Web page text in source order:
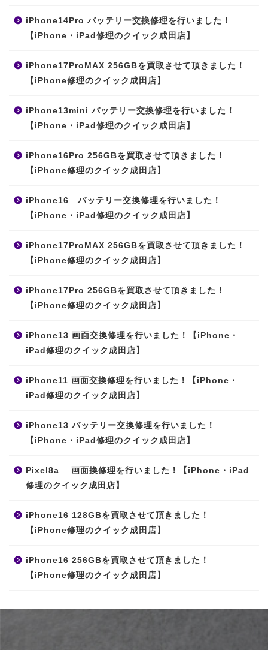
iPhone14Pro バッテリー交換修理を行いました！
【iPhone・iPad修理のクイック成田店】
iPhone17ProMAX 256GBを買取させて頂きました！
【iPhone修理のクイック成田店】
iPhone13mini バッテリー交換修理を行いました！
【iPhone・iPad修理のクイック成田店】
iPhone16Pro 256GBを買取させて頂きました！
【iPhone修理のクイック成田店】
iPhone16 バッテリー交換修理を行いました！
【iPhone・iPad修理のクイック成田店】
iPhone17ProMAX 256GBを買取させて頂きました！
【iPhone修理のクイック成田店】
iPhone17Pro 256GBを買取させて頂きました！
【iPhone修理のクイック成田店】
iPhone13 画面交換修理を行いました！【iPhone・
iPad修理のクイック成田店】
iPhone11 画面交換修理を行いました！【iPhone・
iPad修理のクイック成田店】
iPhone13 バッテリー交換修理を行いました！
【iPhone・iPad修理のクイック成田店】
Pixel8a 画面換修理を行いました！【iPhone・iPad
修理のクイック成田店】
iPhone16 128GBを買取させて頂きました！
【iPhone修理のクイック成田店】
iPhone16 256GBを買取させて頂きました！
【iPhone修理のクイック成田店】